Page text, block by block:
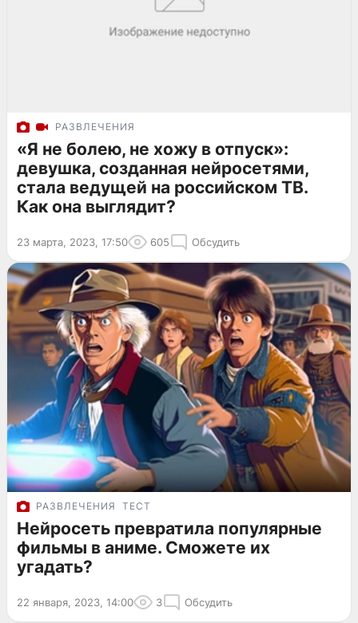
РАЗВЛЕЧЕНИЯ
«Я не болею, не хожу в отпуск»:
девушка, созданная нейросетями,
стала ведущей на российском ТВ.
Как она выглядит?
23 марта, 2023, 17:50 605 Обсудить
РАЗВЛЕЧЕНИЯ ТЕСТ
Нейросеть превратила популярные
фильмы в аниме. Сможете их
угадать?
22 января, 2023, 14:00 3 Обсудить